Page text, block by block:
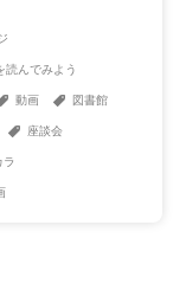
読んでみよう
動画 図書館
座談会